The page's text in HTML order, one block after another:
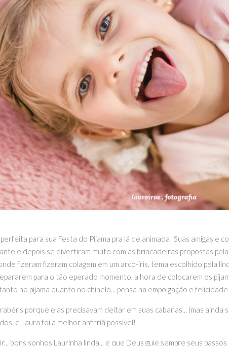
perfeita para sua Festa do Pijama pra lá de animada! Suas amigas e
e depois se divertiram muito com as brincadeiras propostas
fizeram fizeram colagem em um arco-íris, tema escolhido pela
para o tão eperado momento, a hora de colocarem os
no pijama quanto no chinelo... pensa na empolgação e
porque elas precisavam deitar em suas cabanas... (mas ainda
dos, e Laura foi a melhor anfitriã possível!
bons sonhos Laurinha linda... e que Deus guie sempre seus